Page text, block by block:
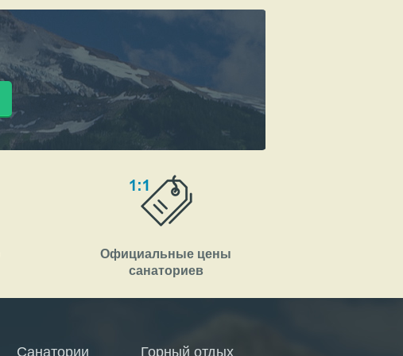
Официальные цены
санаториев
Санатории Горный отдых